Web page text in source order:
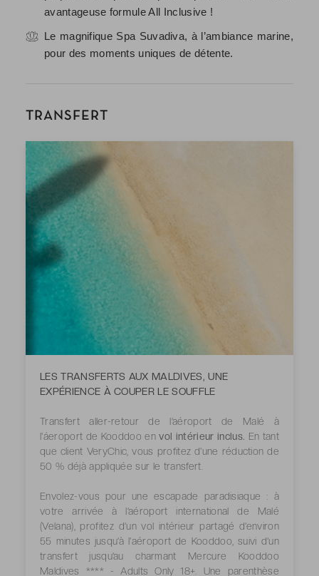
avantageuse formule All Inclusive !
Le magnifique Spa Suvadiva, à l’ambiance marine,
pour des moments uniques de détente.
TRANSFERT
LES TRANSFERTS AUX MALDIVES, UNE
EXPÉRIENCE À COUPER LE SOUFFLE
Transfert aller-retour de l’aéroport de Malé à
l'áeroport de Kooddoo envol intérieur inclus. En tant
que client VeryChic, vous profitez d'une réduction de
50 % déjà appliquée sur le transfert.
Envolez-vous pour une escapade paradisiaque : à
votre arrivée à l’aéroport international de Malé
(Velana), profitez d’un vol intérieur partagé d’environ
55 minutes jusqu’à l'aéroport de Kooddoo, suivi d’un
transfert jusqu’au charmant Mercure Kooddoo
Maldives **** - Adults Only 18+. Une parenthèse